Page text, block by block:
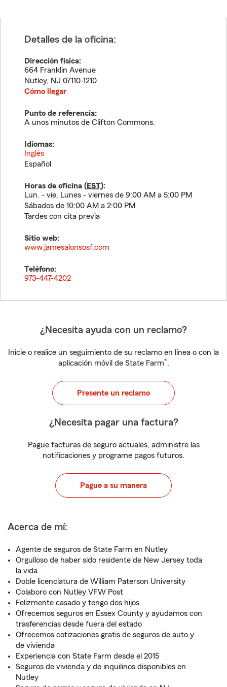
Detalles de la oficina:
Dirección física:
664 Franklin Avenue
Nutley, NJ 07110-1210
Cómo llegar
Punto de referencia:
A unos minutos de Clifton Commons.
Idiomas:
Inglés
Español
Horas de oficina (EST):
Lun. - vie. Lunes - viernes de 9:00 AM a 5:00 PM
Sábados de 10:00 AM a 2:00 PM
Tardes con cita previa
Sitio web:
www.jamesalonsosf.com
Teléfono:
973-447-4202
¿Necesita ayuda con un reclamo?
Inicie o realice un seguimiento de su reclamo en línea o con la
aplicación móvil de State Farm®.
Presente un reclamo
¿Necesita pagar una factura?
Pague facturas de seguro actuales, administre las
notificaciones y programe pagos futuros.
Pague a su manera
Acerca de mí:
Agente de seguros de State Farm en Nutley
Orgulloso de haber sido residente de New Jersey toda
la vida
Doble licenciatura de William Paterson University
Colaboro con Nutley VFW Post
Felizmente casado y tengo dos hijos
Ofrecemos seguros en Essex County y ayudamos con
trasferencias desde fuera del estado
Ofrecemos cotizaciones gratis de seguros de auto y
de vivienda
Experiencia con State Farm desde el 2015
Seguros de vivienda y de inquilinos disponibles en
Nutley